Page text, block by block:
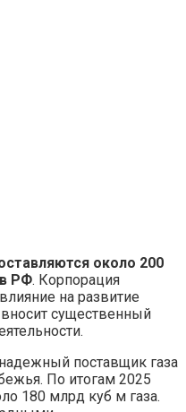
около 200
РФ. Корпорация
на развитие
существенный
поставщик газа
По итогам 2025
180 млрд куб м газа.